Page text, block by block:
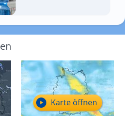
Karte öffnen